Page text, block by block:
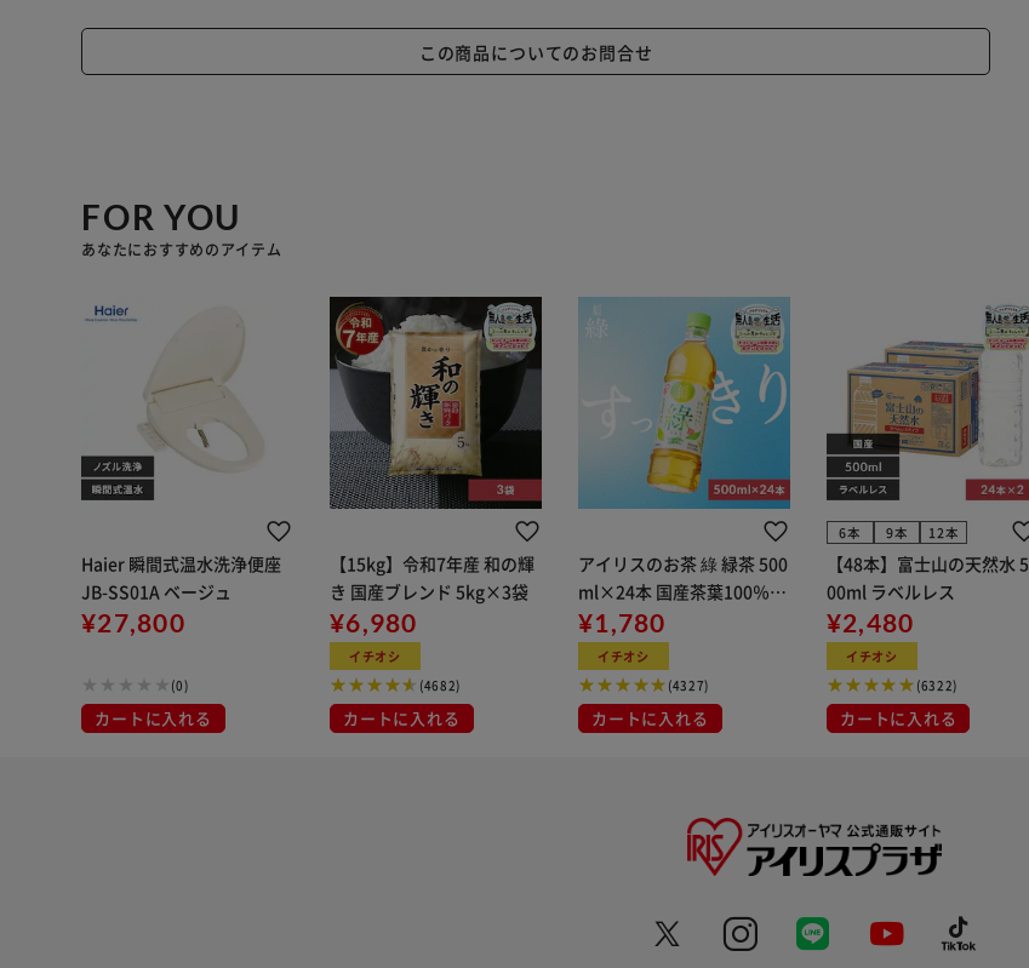
この商品についてのお問合せ
FOR YOU
あなたにおすすめのアイテム
Haier 瞬間式温水洗浄便座
JB-SS01A ベージュ
¥27,800
(0)
カートに入れる
【15kg】令和7年産 和の輝
き 国産ブレンド 5kg×3袋
¥6,980
イチオシ
(4682)
カートに入れる
アイリスのお茶 綠 緑茶 500
ml×24本 国産茶葉100％使
用
¥1,780
イチオシ
(4327)
カートに入れる
6本 9本 12本
【48本】富士山の天然水 5
00ml ラベルレス
¥2,480
イチオシ
(6322)
カートに入れる